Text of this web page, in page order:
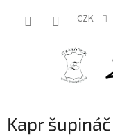
CZK
Kapr